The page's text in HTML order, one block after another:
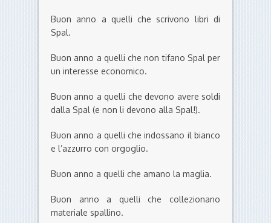
Buon anno a quelli che scrivono libri di
Spal.
Buon anno a quelli che non tifano Spal per
un interesse economico.
Buon anno a quelli che devono avere soldi
dalla Spal (e non li devono alla Spal!).
Buon anno a quelli che indossano il bianco
e l’azzurro con orgoglio.
Buon anno a quelli che amano la maglia.
Buon anno a quelli che collezionano
materiale spallino.